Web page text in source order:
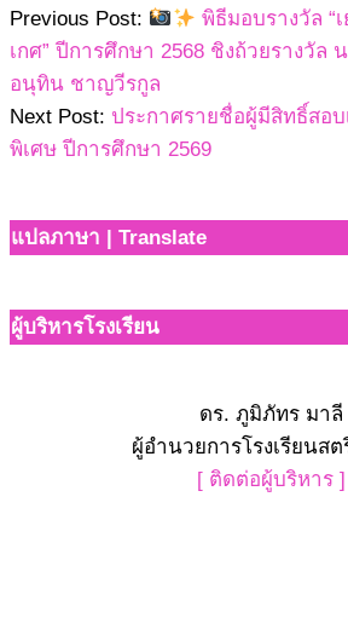
Previous Post:
พิธีมอบรางวัล “
เกศ” ปีการศึกษา 2568 ชิงถ้วยรางวัล
อนุทิน ชาญวีรกูล
Next Post: ประกาศรายชื่อผู้มีสิทธิ์สอบ
พิเศษ ปีการศึกษา 2569
แปลภาษา | Translate
ผู้บริหารโรงเรียน
ดร. ภูมิภัทร มาลี
ผู้อำนวยการโรงเรียนสต
[ ติดต่อผู้บริหาร ]